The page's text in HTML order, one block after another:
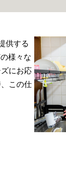
供する
様々な
にお応
この仕